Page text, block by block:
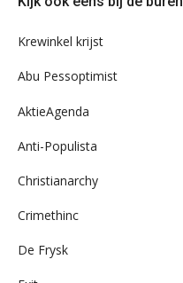
ons
Krewinkel krijst
Abu Pessoptimist
AktieAgenda
Anti-Populista
Christianarchy
Crimethinc
De Frysk